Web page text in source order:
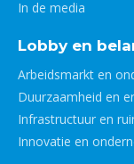
In de media
Lobby en
Arbeidsmarkt en
Duurzaamheid en
Infrastructuur en
Innovatie en